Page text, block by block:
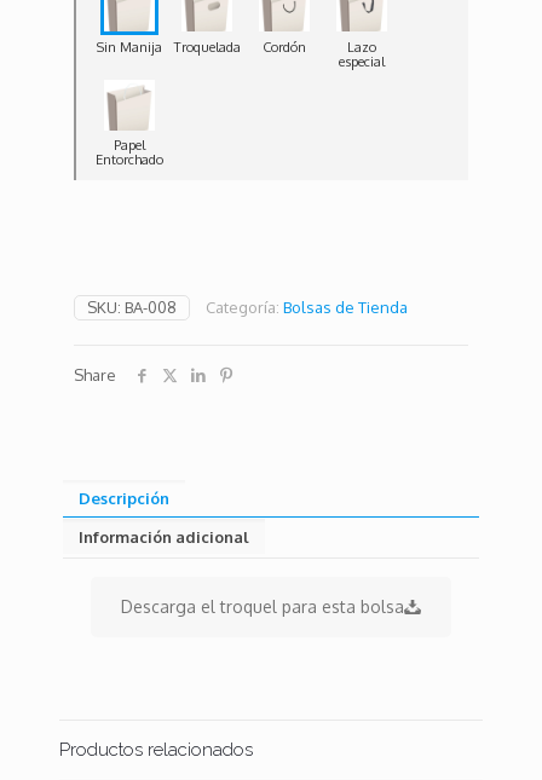
Sin Manija Troquelada Cordón
Lazo
especial
Papel
Entorchado
SKU: BA-008 Categoría: Bolsas de Tienda
Share
Descripción
Información adicional
Descarga el troquel para esta bolsa
Productos relacionados